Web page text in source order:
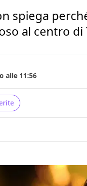
spiega
al centro di
alle 11:56